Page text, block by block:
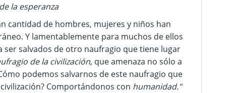
la esperanza
cantidad de hombres, mujeres y niños han
Y lamentablemente para muchos de ellos
ser salvados de otro naufragio que tiene lugar
de la civilización, que amenaza no sólo a
podemos salvarnos de este naufragio que
Comportándonos con humanidad."